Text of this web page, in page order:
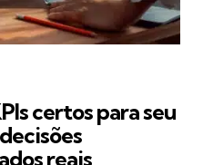
certos para seu
reais